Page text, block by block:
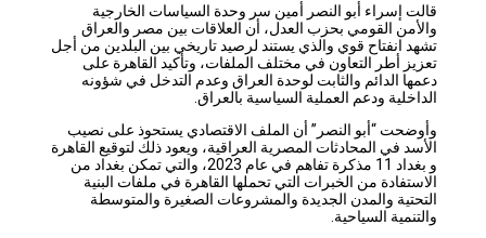
قالت إسراء أبو النصر أمين سر وحدة السياسات الخارجية
والأمن القومي بحزب العدل، أن العلاقات بين مصر والعراق
تشهد انفتاح قوي والذي يستند لرصيد تاريخي بين البلدين من أجل
تعزيز أطر التعاون في مختلف الملفات، وتأكيد القاهرة على
دعمها الدائم والثابت لوحدة العراق وعدم التدخل في شؤونه
الداخلية ودعم العملية السياسية بالعراق.
وأوضحت “أبو النصر” أن الملف الاقتصادي يستحوذ علىنصيب
الأسد في المحادثات المصرية العراقية، ويعود ذلك لتوقيع القاهرة
و بغداد 11 مذكرة تفاهم في عام 2023، والتي تمكن بغداد من
الاستفادة من الخبرات التي تحملها القاهرة في ملفات البنية
التحتية والمدن الجديدة والمشروعات الصغيرة والمتوسطة
والتنمية السياحية.